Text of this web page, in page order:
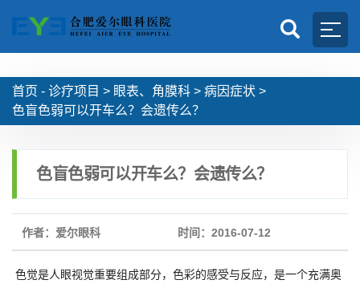
首页 - 诊疗项目 > 眼表、角膜科 > 病因症状 >
色盲色弱可以开车么？会遗传么？
色盲色弱可以开车么？会遗传么？
作者：爱尔眼科 时间：2016-07-12
色觉是人眼视觉重要组成部分，色彩的感受与反应，是一个充满奥